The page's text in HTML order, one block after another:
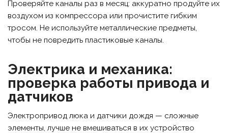
Проверяйте каналы раз в месяц: аккуратно продуйте их
воздухом из компрессора или прочистите гибким
тросом. Не используйте металлические предметы,
чтобы не повредить пластиковые каналы.
Электрика и механика:
проверка работы привода и
датчиков
Электропривод люка и датчики дождя — сложные
элементы, лучше не вмешиваться в их устройство